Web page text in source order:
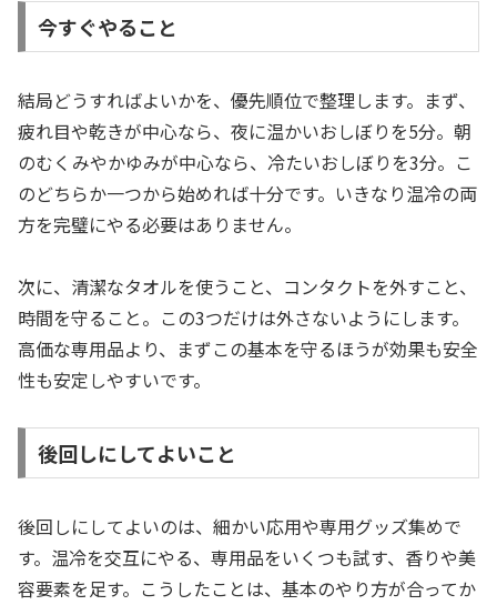
今すぐやること
結局どうすればよいかを、優先順位で整理します。まず、
疲れ目や乾きが中心なら、夜に温かいおしぼりを5分。朝
のむくみやかゆみが中心なら、冷たいおしぼりを3分。こ
のどちらか一つから始めれば十分です。いきなり温冷の両
方を完璧にやる必要はありません。
次に、清潔なタオルを使うこと、コンタクトを外すこと、
時間を守ること。この3つだけは外さないようにします。
高価な専用品より、まずこの基本を守るほうが効果も安全
性も安定しやすいです。
後回しにしてよいこと
後回しにしてよいのは、細かい応用や専用グッズ集めで
す。温冷を交互にやる、専用品をいくつも試す、香りや美
容要素を足す。こうしたことは、基本のやり方が合ってか